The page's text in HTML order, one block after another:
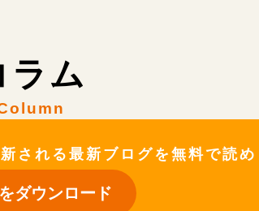
ラム
れる最新ブログを無料で読め
ダウンロード